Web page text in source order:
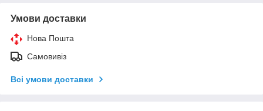
Умови доставки
Нова Пошта
Самовивіз
Всі умови доставки